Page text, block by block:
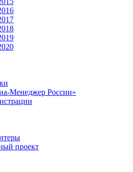
Менеджер России»
проект